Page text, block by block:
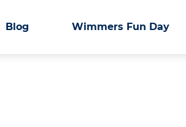
Blog Wimmers Fun Day